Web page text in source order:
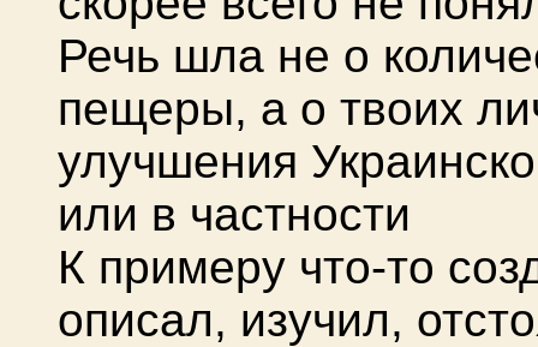
Речь шла не о
пещеры, а о твоих
улучшения
или в частности
К примеру что-то
описал, изучил,